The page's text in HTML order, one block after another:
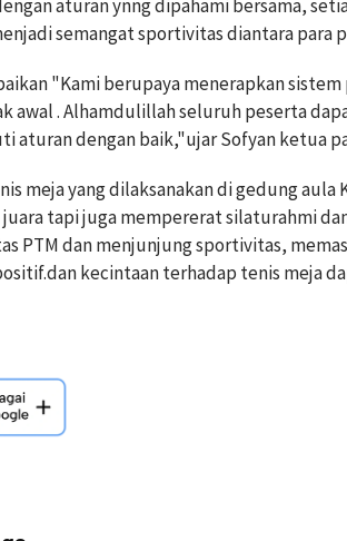
aturan ynng dipahami bersama,
semangat sportivitas diantara para
"Kami berupaya menerapkan
awal . Alhamdulillah seluruh peserta
aturan dengan baik,"ujar Sofyan ketua
meja yang dilaksanakan di gedung aula
tapi juga mempererat silaturahmi
PTM dan menjunjung sportivitas,
kecintaan terhadap tenis meja